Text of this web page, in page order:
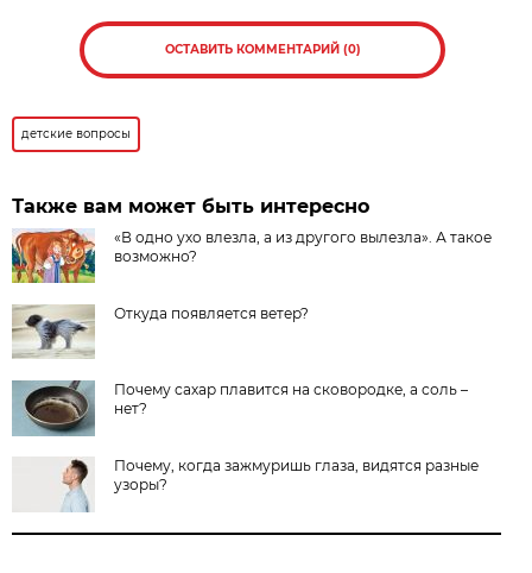
ОСТАВИТЬ КОММЕНТАРИЙ (0)
детские вопросы
Также вам может быть интересно
«В одно ухо влезла, а из другого вылезла». А такое
возможно?
Откуда появляется ветер?
Почему сахар плавится на сковородке, а соль –
нет?
Почему, когда зажмуришь глаза, видятся разные
узоры?